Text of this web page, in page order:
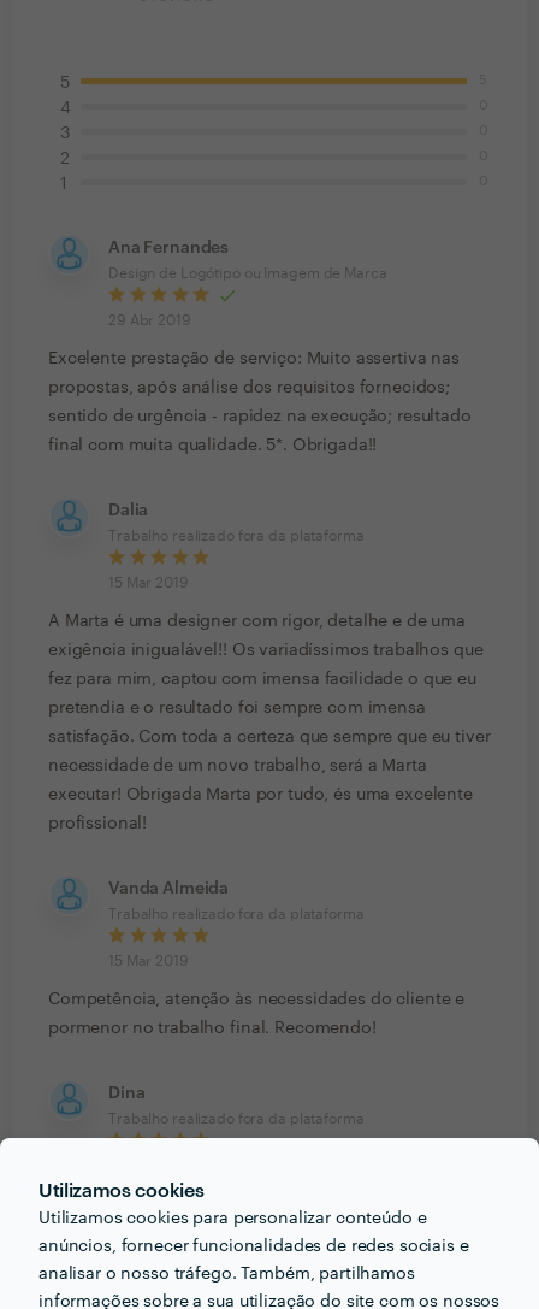
Utilizamos cookies
Utilizamos cookies para personalizar conteúdo e
anúncios, fornecer funcionalidades de redes sociais e
analisar o nosso tráfego. Também, partilhamos
informações sobre a sua utilização do site com os nossos
5
4
3
2
1
Ana Fernandes
Design de Logótipo ou Imagem de Marca
29 Abr 2019
Excelente prestação de serviço: Muito assertiva nas
propostas, após análise dos requisitos fornecidos;
sentido de urgência - rapidez na execução; resultado
final com muita qualidade. 5*. Obrigada!!
Dalia
Trabalho realizado fora da plataforma
15 Mar 2019
A Marta é uma designer com rigor, detalhe e de uma
exigência inigualável!! Os variadíssimos trabalhos que
fez para mim, captou com imensa facilidade o que eu
pretendia e o resultado foi sempre com imensa
satisfação. Com toda a certeza que sempre que eu tiver
necessidade de um novo trabalho, será a Marta
executar! Obrigada Marta por tudo, és uma excelente
profissional!
Vanda Almeida
Trabalho realizado fora da plataforma
15 Mar 2019
Competência, atenção às necessidades do cliente e
pormenor no trabalho final. Recomendo!
Dina
Trabalho realizado fora da plataforma
superou sempre as expectativas.